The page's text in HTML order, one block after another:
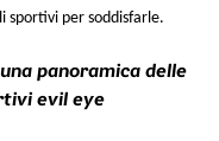
sportivi per soddisfarle.
panoramica delle
evil eye